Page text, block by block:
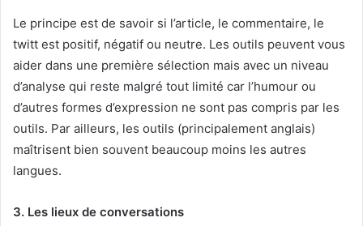
Le principe est de savoir si l’article, le commentaire, le
twitt est positif, négatif ou neutre. Les outils peuvent vous
aider dans une première sélection mais avec un niveau
d’analyse qui reste malgré tout limité car l’humour ou
d’autres formes d’expression ne sont pas compris par les
outils. Par ailleurs, les outils (principalement anglais)
maîtrisent bien souvent beaucoup moins les autres
langues.
3. Les lieux de conversations